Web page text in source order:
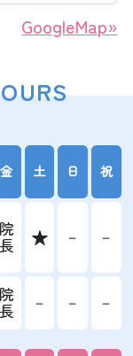
GoogleMap»
金 土 日 祝
院
長 － －
院
長 － － －